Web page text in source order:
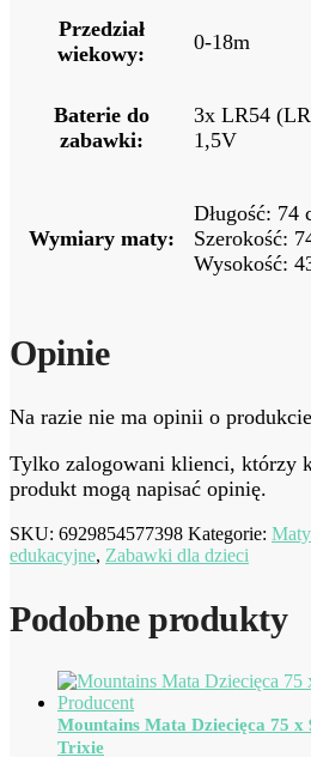
Przedział
wiekowy:
0-18m
Baterie do
zabawki:
3x LR54
1,5V
Wymiary maty:
Długość: 74
Szerokość:
Wysokość:
Opinie
Na razie nie ma opinii o
Tylko zalogowani klienci, którzy
produkt mogą napisać opinię.
SKU: 6929854577398 Kategorie: Maty
edukacyjne, Zabawki dla dzieci
Podobne produkty
Mountains Mata Dziecięca 75 x
Trixie